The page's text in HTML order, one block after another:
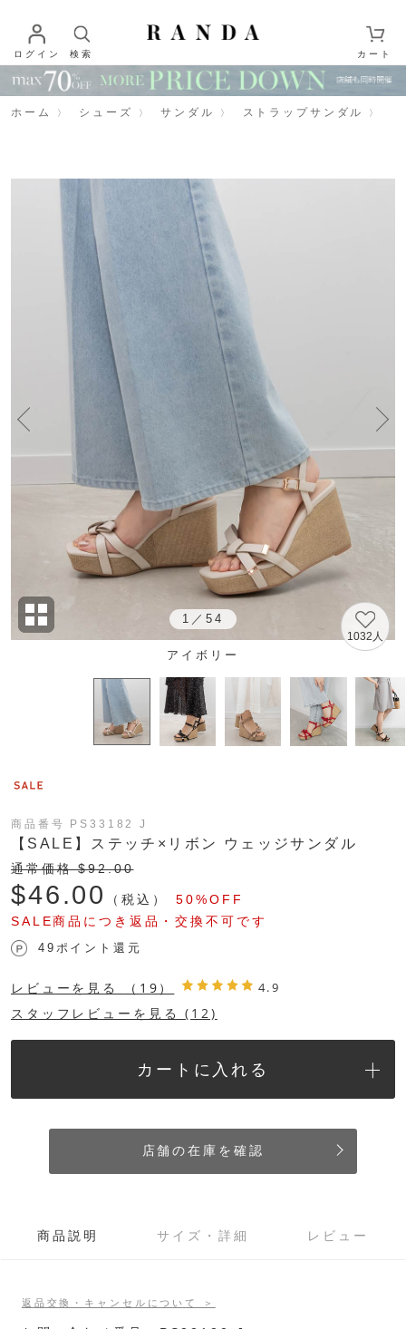
ログイン 検索 カート
ホーム シューズ サンダル ストラップサンダル
1 ／ 54
1032人
アイボリー
商品番号 PS33182 J
【SALE】ステッチ×リボン ウェッジサンダル
通常価格 $‌92.00
$‌46.00 （税込）
50%OFF
SALE商品につき返品・交換不可です
49ポイント還元
レビューを見る （19） 4.9
スタッフレビューを見る (12)
カートに入れる
店舗の在庫を確認
商品説明 サイズ・詳細 レビュー
返品交換・キャンセルについて ＞